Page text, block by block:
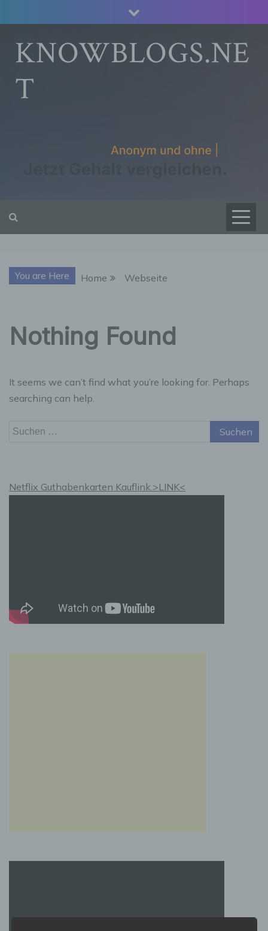
to
contentKNOWBLOGS.NE
T
You are Here Home Webseite
Nothing Found
It seems we can’t find what you’re looking for. Perhaps
searching can help.
Suchen
Netflix Guthabenkarten Kauflink.>LINK<